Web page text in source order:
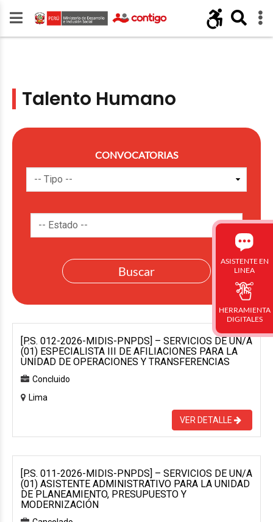
Talento Humano
CONVOCATORIAS
[P.S. 012-2026-MIDIS-PNPDS] – SERVICIOS DE UN/A
(01) ESPECIALISTA III DE AFILIACIONES PARA LA
UNIDAD DE OPERACIONES Y TRANSFERENCIAS
Concluido
Lima
VER DETALLE
[P.S. 011-2026-MIDIS-PNPDS] – SERVICIOS DE UN/A
(01) ASISTENTE ADMINISTRATIVO PARA LA UNIDAD
DE PLANEAMIENTO, PRESUPUESTO Y
MODERNIZACIÓN
ASISTENTE EN
LINEA
HERRAMIENTA
DIGITALES